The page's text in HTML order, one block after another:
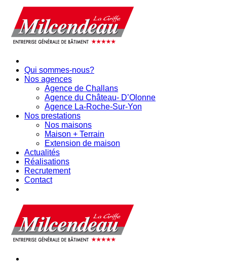
Qui sommes-nous?
Nos agences
Agence de Challans
Agence du Château- D’Olonne
Agence La-Roche-Sur-Yon
Nos prestations
Nos maisons
Maison + Terrain
Extension de maison
Actualités
Réalisations
Recrutement
Contact